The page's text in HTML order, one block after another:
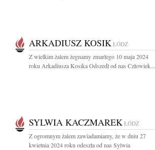
ARKADIUSZ KOSIK ŁÓDŹ
Z wielkim żalem żegnamy zmarłego 10 maja 2024
roku Arkadiusza Kosika Odszedł od nas Człowiek...
SYLWIA KACZMAREK ŁÓDŹ
Z ogromnym żalem zawiadamiamy, że w dniu 27
kwietnia 2024 roku odeszła od nas Sylwia